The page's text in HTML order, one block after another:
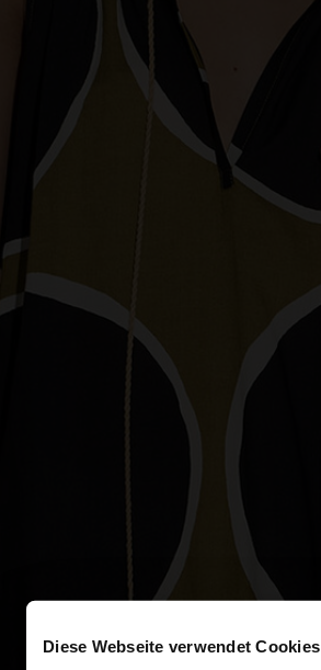
Diese Webseite verwendet Cookies